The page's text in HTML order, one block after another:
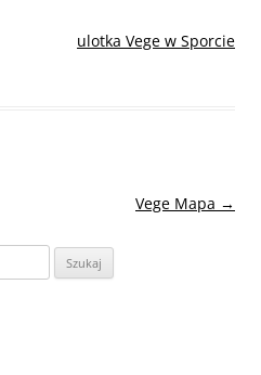
ulotka Vege w Sporcie
Vege Mapa →